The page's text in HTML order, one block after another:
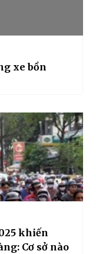
xe bồn
khiến
Cơ sở nào